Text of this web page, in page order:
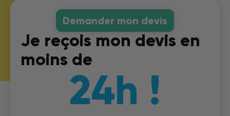
Demander mon devis
24h !
Je reçois mon devis en
moins de